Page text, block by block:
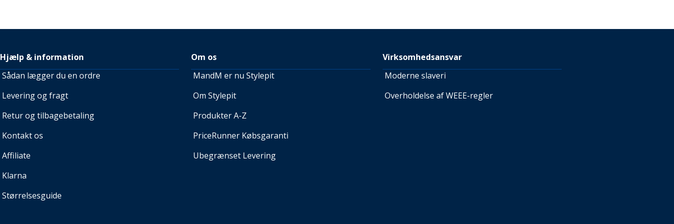
Hjælp & information
Sådan lægger du en ordre
Levering og fragt
Retur og tilbagebetaling
Kontakt os
Affiliate
Klarna
Størrelsesguide
Om os
MandM er nu Stylepit
Om Stylepit
Produkter A-Z
PriceRunner Købsgaranti
Ubegrænset Levering
Virksomhedsansvar
Moderne slaveri
Overholdelse af WEEE-regler